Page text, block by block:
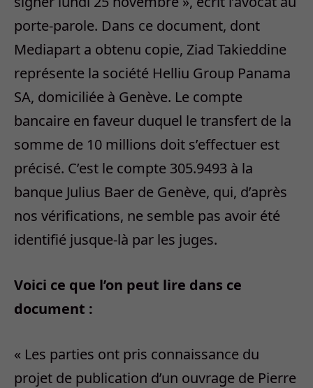
porte-parole. Dans ce document, dont
Mediapart a obtenu copie, Ziad Takieddine
représente la société Helliu Group Panama
SA, domiciliée à Genève. Le compte
bancaire en faveur duquel le transfert de la
somme de 10 millions doit s’effectuer est
précisé. C’est le compte 305.9493 à la
banque Julius Baer de Genève, qui, d’après
nos vérifications, ne semble pas avoir été
identifié jusque-là par les juges.
Voici ce que l’on peut lire dans ce
document :
« Les parties ont pris connaissance du
projet de publication d’un ouvrage de Pierre